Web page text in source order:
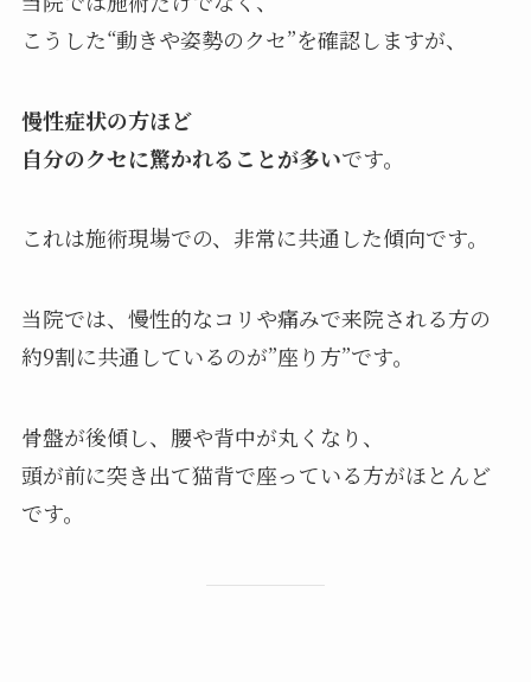
こうした“動きや姿勢のクセ”を確認しますが、
慢性症状の方ほど
自分のクセに驚かれることが多いです。
これは施術現場での、非常に共通した傾向です。
当院では、慢性的なコリや痛みで来院される方の
約9割に共通しているのが”座り方”です。
骨盤が後傾し、腰や背中が丸くなり、
頭が前に突き出て猫背で座っている方がほとんど
です。